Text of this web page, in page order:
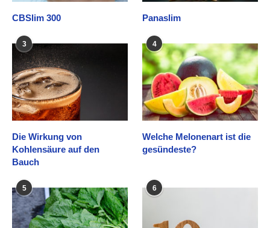
CBSlim 300 Panaslim
3
Die Wirkung von
Kohlensäure auf den
Bauch
4
Welche Melonenart ist die
gesündeste?
5 6